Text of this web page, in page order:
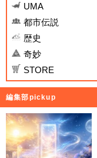
UMA
都市伝説
歴史
奇妙
STORE
編集部pickup